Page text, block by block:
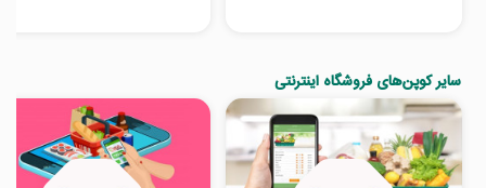
سایر کوپن‌های فروشگاه اینترنتی